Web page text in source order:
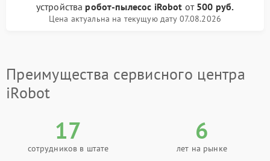
устройства робот-пылесос iRobot от 500 руб.
Цена актуальна на текущую дату 07.08.2026
Преимущества сервисного центра
iRobot
17
сотрудников в штате
6
лет на рынке